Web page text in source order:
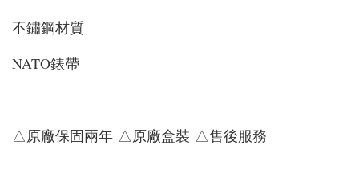
不鏽鋼材質
NATO錶帶
△原廠保固兩年 △原廠盒裝 △售後服務